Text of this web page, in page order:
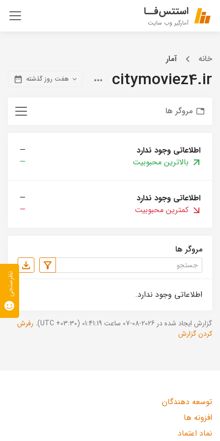
استتس‌فــا
آمارگیر وب سایت
خانه آمار
citymoviez4.ir هفت روز گذشته
مروگر ها
اطلاعاتی وجود ندارد
—
بالاترین محبوبیت
—
اطلاعاتی وجود ندارد
—
کمترین محبوبیت
—
مروگر ها
اطلاعاتی وجود ندارد.
گزارش ایجاد شده در 2026-08-07 ساعت 01:41:19 (UTC +03:30).
رفرش
کردن گزارش
توسعه دهندگان
افزونه ها
نماد اعتماد
نظرسنجی